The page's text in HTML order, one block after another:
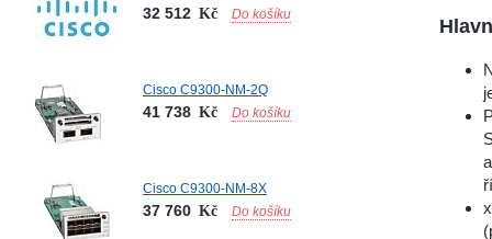
32 512 Kč Do košíku
Cisco C9300-NM-2Q
41 738 Kč Do košíku
Cisco C9300-NM-8X
37 760 Kč Do košíku